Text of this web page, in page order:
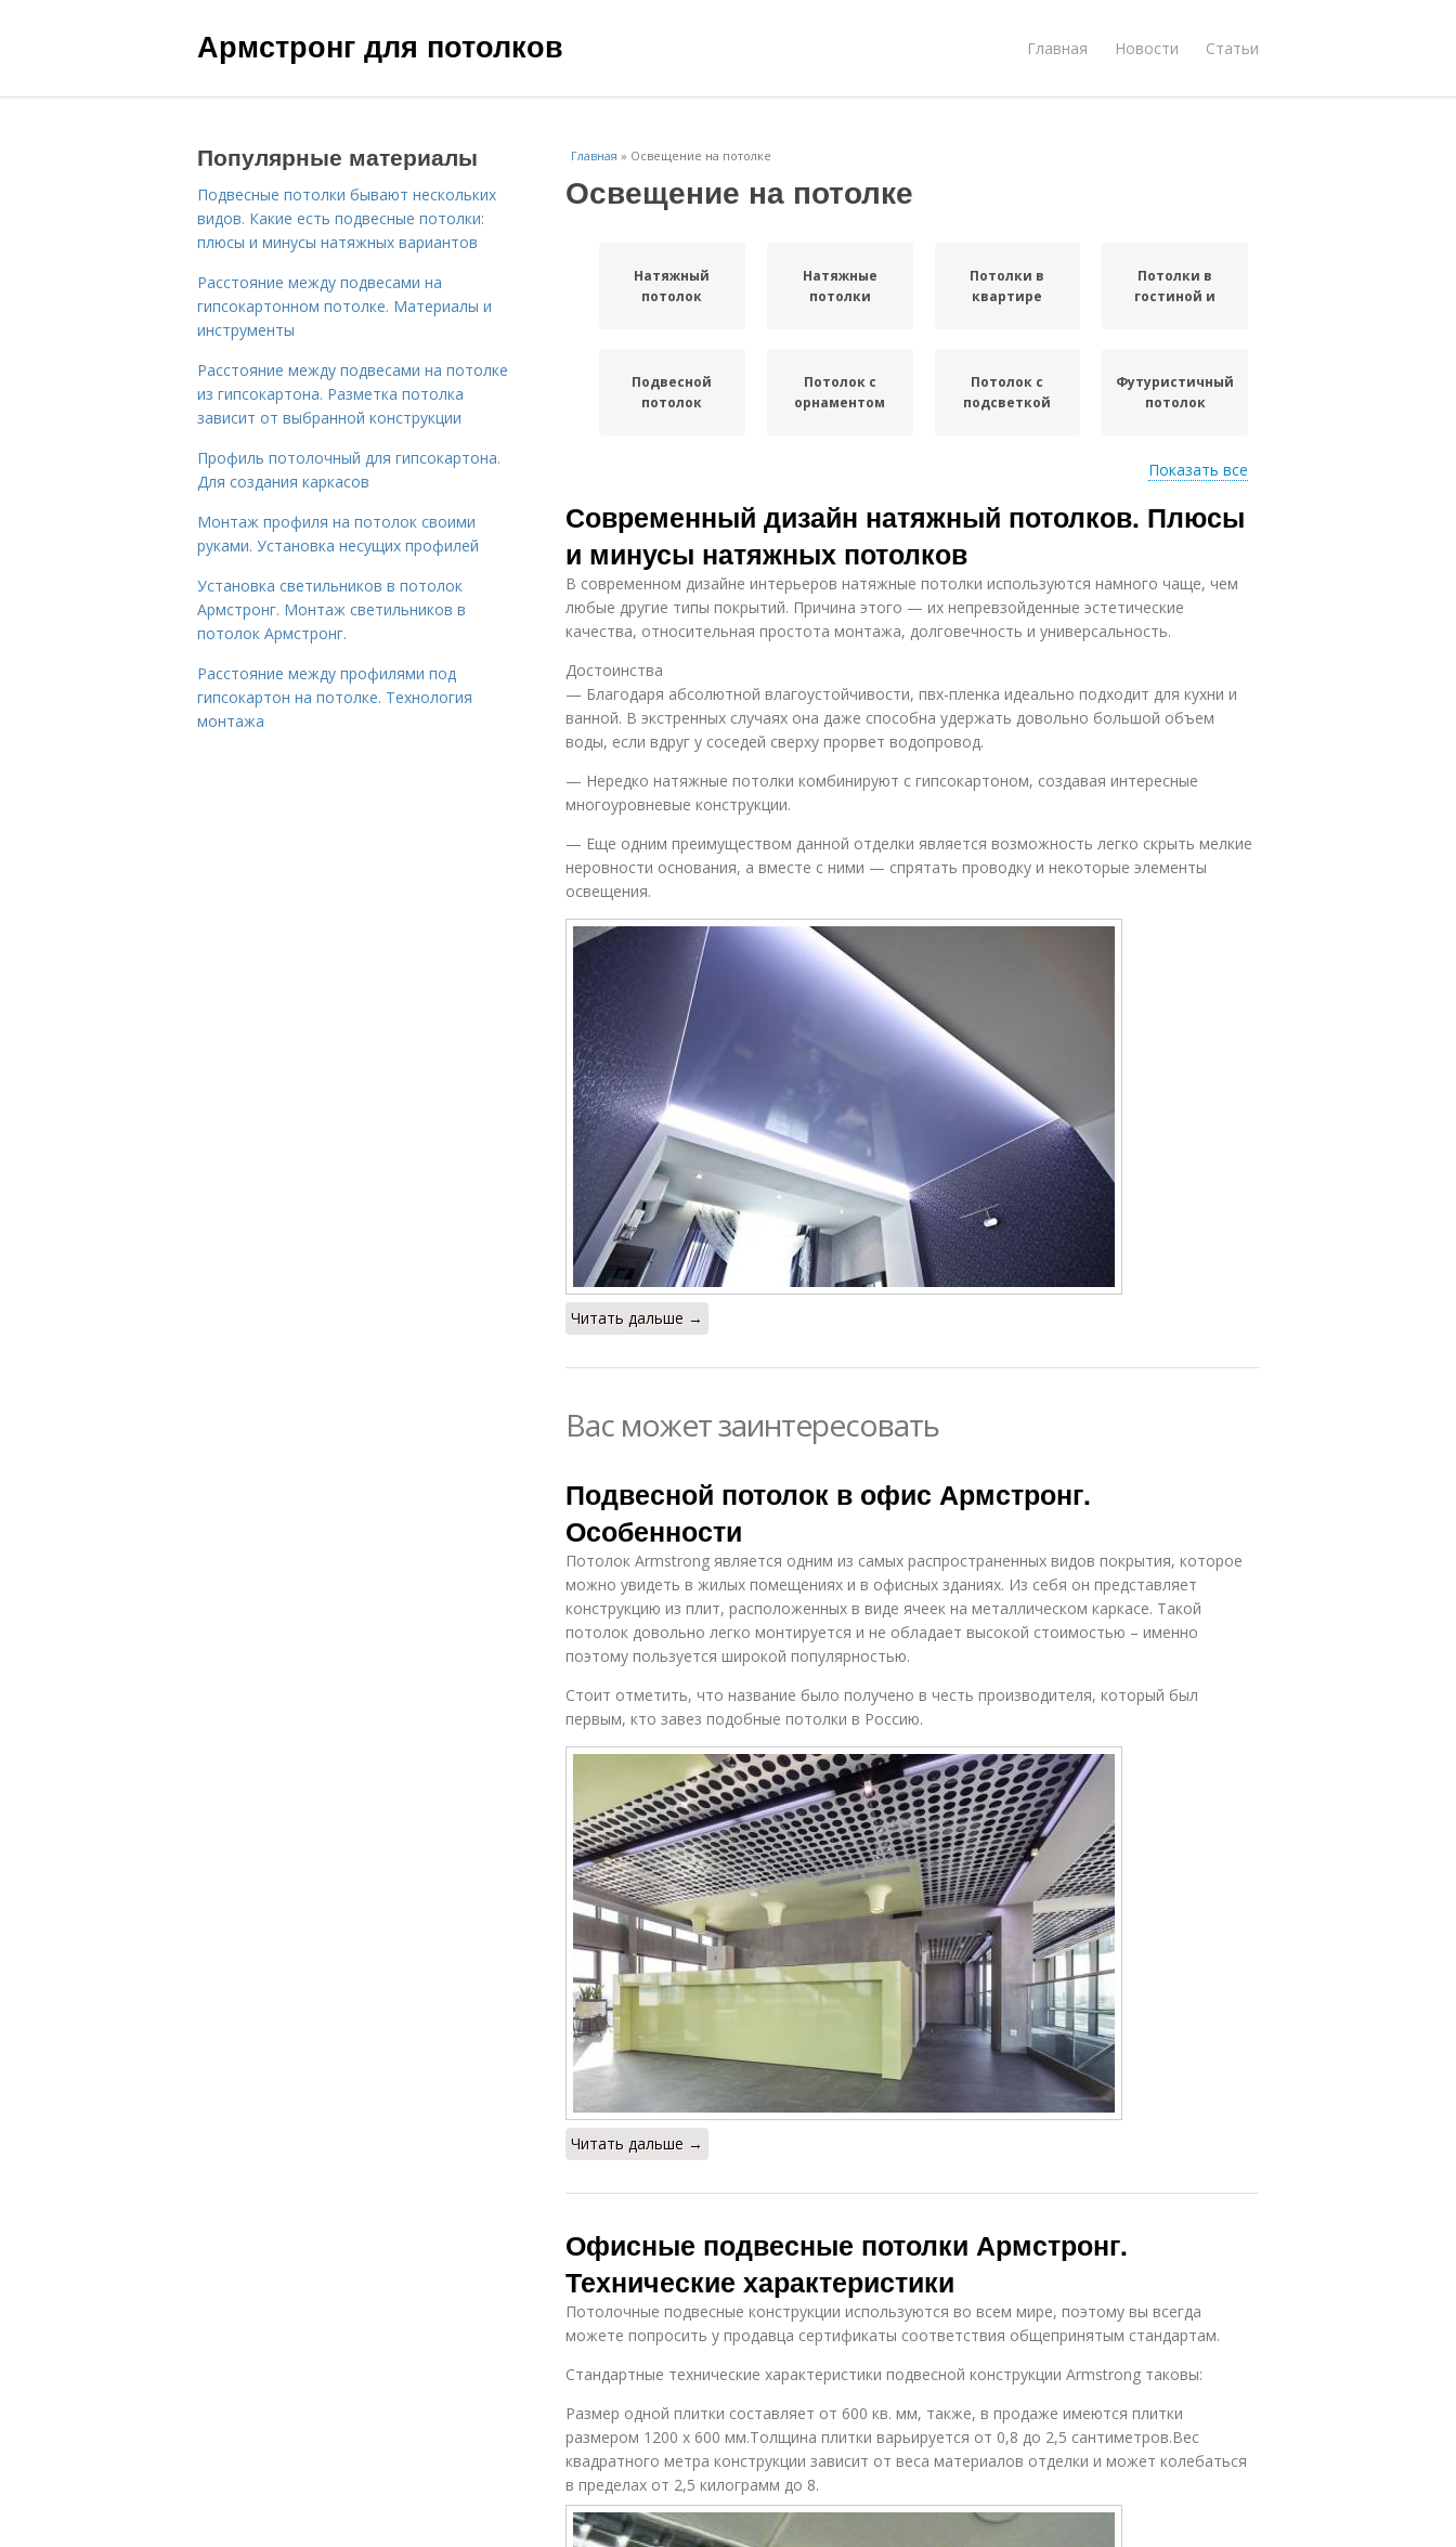
Армстронг для потолков Главная Новости Статьи
Главная » Освещение на потолке
Освещение на потолке
Натяжный
потолок
Натяжные
потолки
Потолки в
квартире
Потолки в
гостиной и
Подвесной
потолок
Потолок с
орнаментом
Потолок с
подсветкой
Футуристичный
потолок
узором
Показать все
Современный дизайн натяжный потолков. Плюсы
и минусы натяжных потолков
В современном дизайне интерьеров натяжные потолки используются намного чаще, чем
любые другие типы покрытий. Причина этого — их непревзойденные эстетические
качества, относительная простота монтажа, долговечность и универсальность.
Достоинства
— Благодаря абсолютной влагоустойчивости, пвх-пленка идеально подходит для кухни и
ванной. В экстренных случаях она даже способна удержать довольно большой объем
воды, если вдруг у соседей сверху прорвет водопровод.
— Нередко натяжные потолки комбинируют с гипсокартоном, создавая интересные
многоуровневые конструкции.
— Еще одним преимуществом данной отделки является возможность легко скрыть мелкие
неровности основания, а вместе с ними — спрятать проводку и некоторые элементы
освещения.
Читать дальше →
Вас может заинтересовать
Подвесной потолок в офис Армстронг.
Особенности
Потолок Armstrong является одним из самых распространенных видов покрытия, которое
можно увидеть в жилых помещениях и в офисных зданиях. Из себя он представляет
конструкцию из плит, расположенных в виде ячеек на металлическом каркасе. Такой
потолок довольно легко монтируется и не обладает высокой стоимостью – именно
поэтому пользуется широкой популярностью.
Стоит отметить, что название было получено в честь производителя, который был
первым, кто завез подобные потолки в Россию.
Читать дальше →
Офисные подвесные потолки Армстронг.
Технические характеристики
Потолочные подвесные конструкции используются во всем мире, поэтому вы всегда
можете попросить у продавца сертификаты соответствия общепринятым стандартам.
Стандартные технические характеристики подвесной конструкции Armstrong таковы:
Размер одной плитки составляет от 600 кв. мм, также, в продаже имеются плитки
размером 1200 х 600 мм.Толщина плитки варьируется от 0,8 до 2,5 сантиметров.Вес
квадратного метра конструкции зависит от веса материалов отделки и может колебаться
в пределах от 2,5 килограмм до 8.
Популярные материалы
Подвесные потолки бывают нескольких
видов. Какие есть подвесные потолки:
плюсы и минусы натяжных вариантов
Расстояние между подвесами на
гипсокартонном потолке. Материалы и
инструменты
Расстояние между подвесами на потолке
из гипсокартона. Разметка потолка
зависит от выбранной конструкции
Профиль потолочный для гипсокартона.
Для создания каркасов
Монтаж профиля на потолок своими
руками. Установка несущих профилей
Установка светильников в потолок
Армстронг. Монтаж светильников в
потолок Армстронг.
Расстояние между профилями под
гипсокартон на потолке. Технология
монтажа